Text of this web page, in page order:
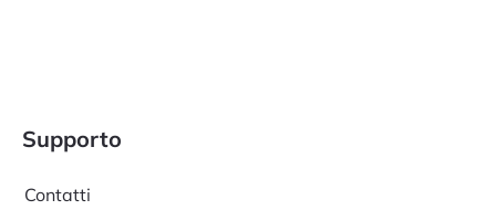
Supporto
Contatti